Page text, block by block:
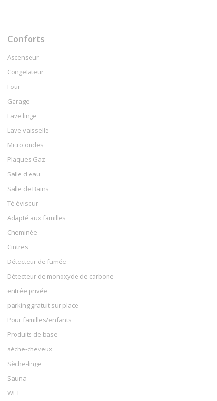
Conforts
Ascenseur
Congélateur
Four
Garage
Lave linge
Lave vaisselle
Micro ondes
Plaques Gaz
Salle d'eau
Salle de Bains
Téléviseur
Adapté aux familles
Cheminée
Cintres
Détecteur de fumée
Détecteur de monoxyde de carbone
entrée privée
parking gratuit sur place
Pour familles/enfants
Produits de base
sèche-cheveux
Sèche-linge
Sauna
WIFI